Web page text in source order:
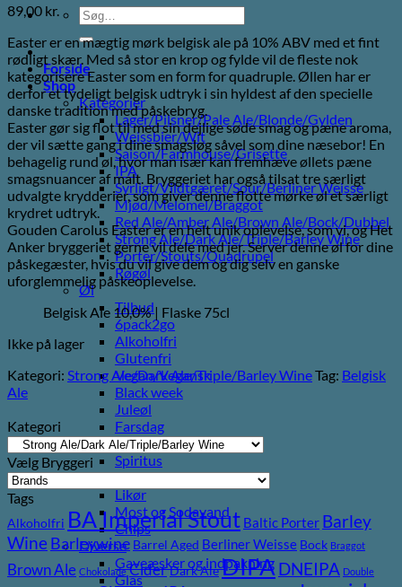
Søg
efter:
Forside
Shop
Kategorier
Lager/Pilsner/Pale Ale/Blonde/Gylden
Weissbier/Wit
Saison/Farmhouse/Grisette
IPA
Syrligt/Vildtgæret/Sour/Berliner Weisse
Mjød/Melomel/Braggot
Red Ale/Amber Ale/Brown Ale/Bock/Dubbel
Strong Ale/Dark Ale/Triple/Barley Wine
Porter/Stouts/Quadrupel
Røgøl
Øl
Tilbud
6pack2go
Alkoholfri
Glutenfri
Vegan/Vegansk
Black week
Juleøl
Farsdag
Andet
Spiritus
Cider
Likør
Most og Sodavand
Chips
Diverse
Gaveæsker og indpakning
Glas
89,00 kr.
Easter er en mægtig mørk belgisk ale på 10% ABV med et fint
rødligt skær. Med så stor en krop og fylde vil de fleste nok
kategorisere Easter som en form for quadruple. Øllen har er
derfor et tydeligt belgisk udtryk i sin hyldest af den specielle
danske tradition med påskebryg.
Easter gør sig flot til med sin dejlige søde smag og pæne aroma,
der vil sætte gang i dine smagsløg såvel som dine næsebor! En
behagelig rund øl, hvor man især kan fremhæve øllets pæne
smagsnuancer af malt. Bryggeriet har også tilsat tre særligt
udvalgte krydderier, som giver denne flotte mørke øl et særligt
krydret udtryk.
Gouden Carolus Easter er en helt unik oplevelse, som vi, og Het
Anker bryggeriet gerne vil dele med jer. Server denne øl for dine
påskegæster, hvis du vil give dem og dig selv en ganske
uforglemmelig påskeoplevelse.
Belgisk Ale 10,0% | Flaske 75cl
Ikke på lager
Kategori: Strong Ale/Dark Ale/Triple/Barley WineTag: Belgisk
Ale
Kategori
Vælg Bryggeri
Tags
Alkoholfri BA Imperial Stout Baltic Porter Barley
Wine Barleywine Barrel Aged Berliner Weisse Bock Braggot
Brown Ale Chokolade CiderDark AleDIPA DNEIPA Double